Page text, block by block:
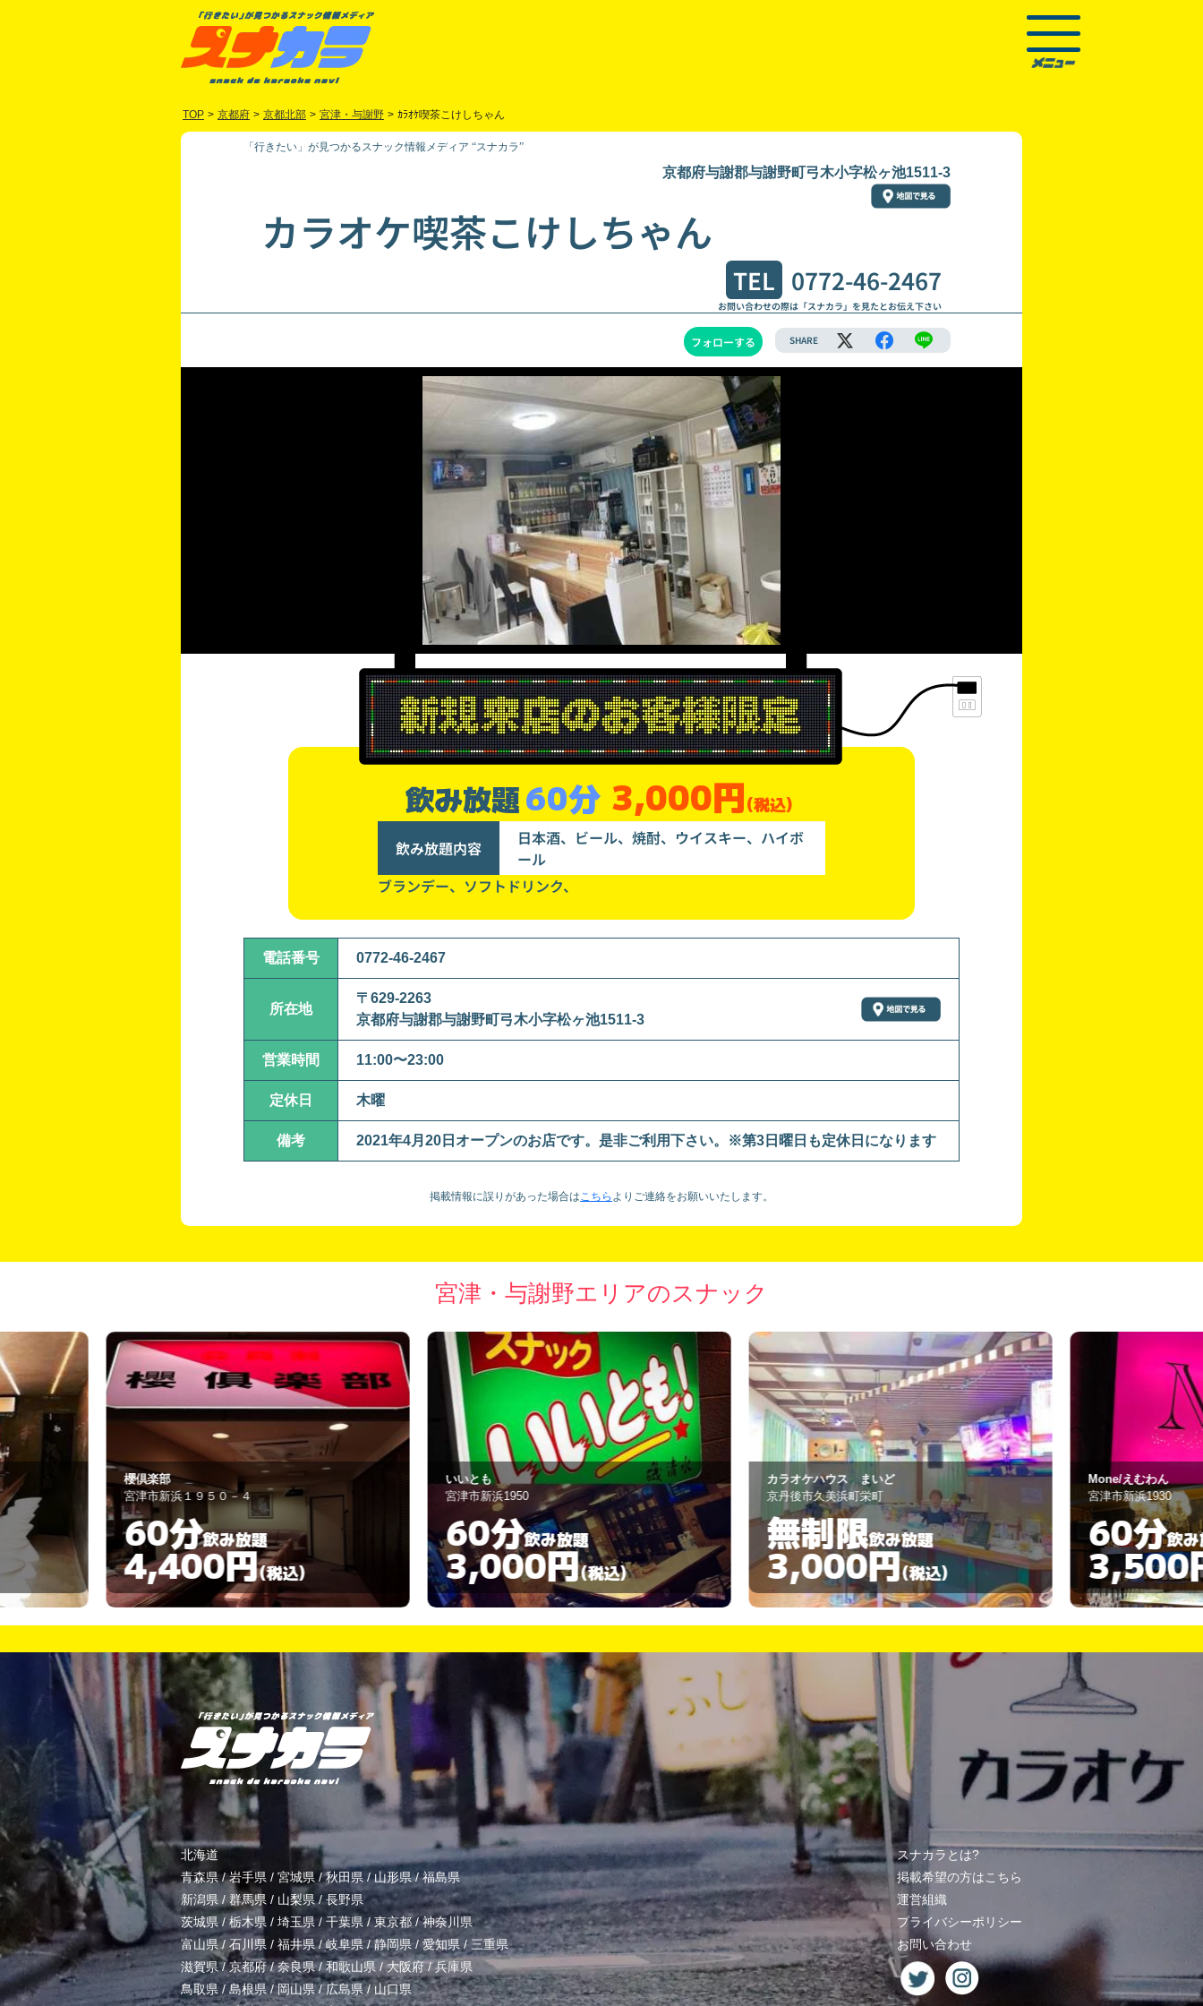
TOP > 京都府 > 京都北部 > 宮津・与謝野 > ｶﾗｵｹ喫茶こけしちゃん
「行きたい」が見つかるスナック情報メディア “スナカラ”
京都府与謝郡与謝野町弓木小字松ヶ池1511-3
カラオケ喫茶こけしちゃん
TEL 0772-46-2467
お問い合わせの際は「スナカラ」を見たとお伝え下さい
フォローする SHARE
飲み放題60分 3,000円(税込)
飲み放題内容
日本酒、ビール、焼酎、ウイスキー、ハイボ
ール
ブランデー、ソフトドリンク、
電話番号 0772-46-2467
所在地
〒629-2263
京都府与謝郡与謝野町弓木小字松ヶ池1511-3
営業時間 11:00〜23:00
定休日 木曜
備考 2021年4月20日オープンのお店です。是非ご利用下さい。※第3日曜日も定休日になります
掲載情報に誤りがあった場合はこちら より ご連絡をお願いいたします。
宮津・与謝野エリアのスナック
いいとも
宮津市新浜1950
60分飲み放題
3,000円(税込)
カラオケハウス まいど
京丹後市久美浜町栄町
無制限飲み放題
3,000円(税込)
Mone/えむわん
宮津市新浜1930
60分飲み放題
3,500円(税込)
Bar INACK
宮津市新浜1972
60分
北海道
青森県/岩手県 / 宮城県 /秋田県 /山形県/福島県
新潟県 / 群馬県 / 山梨県/長野県
茨城県 / 栃木県 / 埼玉県/ 千葉県 /東京都/神奈川県
富山県/ 石川県 / 福井県/岐阜県/静岡県/ 愛知県 / 三重県
滋賀県/京都府/奈良県/和歌山県 /大阪府/兵庫県
鳥取県/島根県/岡山県/広島県/山口県
スナカラとは?
掲載希望の方はこちら
運営組織
プライバシーポリシー
お問い合わせ